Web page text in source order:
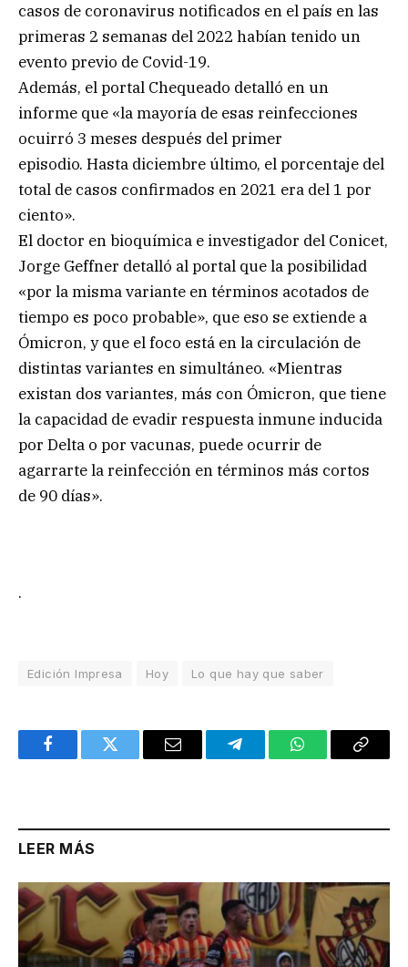
casos de coronavirus notificados en el país en las
primeras 2 semanas del 2022 habían tenido un
evento previo de Covid-19.
Además, el portal Chequeado detalló en un
informe que «la mayoría de esas reinfecciones
ocuirró 3 meses después del primer
episodio. Hasta diciembre último, el porcentaje del
total de casos confirmados en 2021 era del 1 por
ciento».
El doctor en bioquímica e investigador del Conicet,
Jorge Geffner detalló al portal que la posibilidad
«por la misma variante en términos acotados de
tiempo es poco probable», que eso se extiende a
Ómicron, y que el foco está en la circulación de
distintas variantes en simultáneo. «Mientras
existan dos variantes, más con Ómicron, que tiene
la capacidad de evadir respuesta inmune inducida
por Delta o por vacunas, puede ocurrir de
agarrarte la reinfección en términos más cortos
de 90 días».
.
Edición Impresa Hoy Lo que hay que saber
FacebookTwitter Email TelegramWhatsAppCopy
LEER MÁS